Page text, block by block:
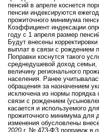
пенсий в апреле коснется
пенсии индексируются
прожиточного минимума
Коэффициент индексации
году с 1 апреля размер
Будут внесены
выплат в связи с рождением
Поправки коснутся такого
среднедушевой доход
величину регионального
населения. Ранее
обращения за назначением
исключена из нормы
связи с рождением
касается и используемого
прожиточного минимума для
изменения обусловлены
2020 г. № 473-ФЗ поправок в